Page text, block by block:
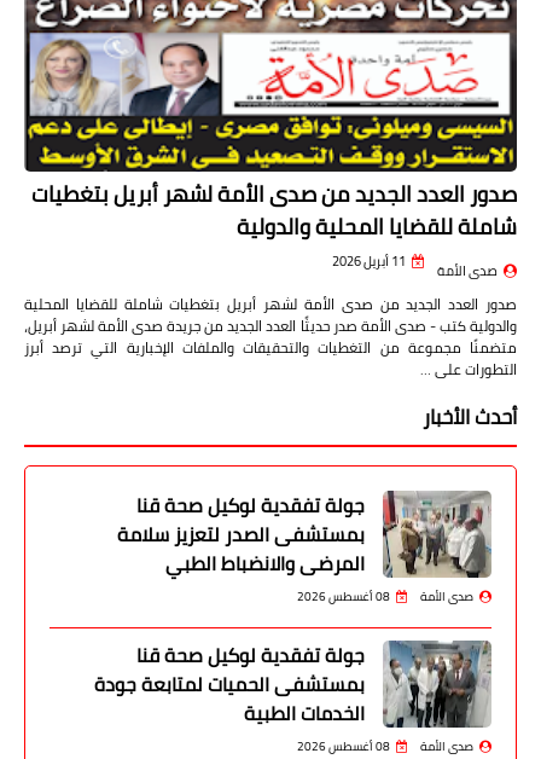
صدور العدد الجديد من صدى الأمة لشهر أبريل بتغطيات
شاملة للقضايا المحلية والدولية
صدى الأمة 11 أبريل 2026
صدور العدد الجديد من صدى الأمة لشهر أبريل بتغطيات شاملة للقضايا المحلية
والدولية كتب - صدى الأمة صدر حديثًا العدد الجديد من جريدة صدى الأمة لشهر أبريل،
متضمنًا مجموعة من التغطيات والتحقيقات والملفات الإخبارية التي ترصد أبرز
التطورات على …
أحدث الأخبار
جولة تفقدية لوكيل صحة قنا
بمستشفى الصدر لتعزيز سلامة
المرضى والانضباط الطبي
صدى الأمة 08 أغسطس 2026
جولة تفقدية لوكيل صحة قنا
بمستشفى الحميات لمتابعة جودة
الخدمات الطبية
صدى الأمة 08 أغسطس 2026